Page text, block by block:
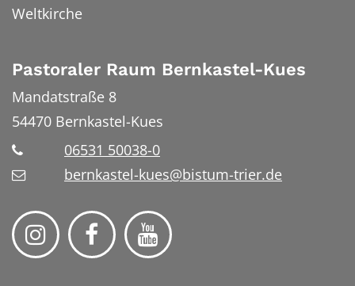
Weltkirche
Pastoraler Raum Bernkastel-Kues
Mandatstraße 8
54470 Bernkastel-Kues
06531 50038-0
bernkastel-kues@bistum-trier.de